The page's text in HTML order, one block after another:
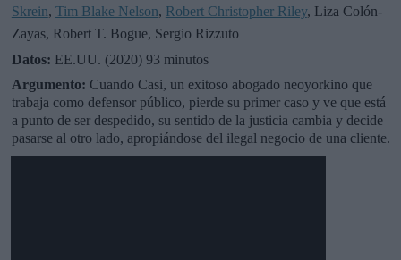
Skrein, Tim Blake Nelson, Robert Christopher Riley, Liza Colón-
Zayas, Robert T. Bogue, Sergio Rizzuto
Datos: EE.UU. (2020) 93 minutos
Argumento: Cuando Casi, un exitoso abogado neoyorkino que
trabaja como defensor público, pierde su primer caso y ve que está
a punto de ser despedido, su sentido de la justicia cambia y decide
pasarse al otro lado, apropiándose del ilegal negocio de una cliente.